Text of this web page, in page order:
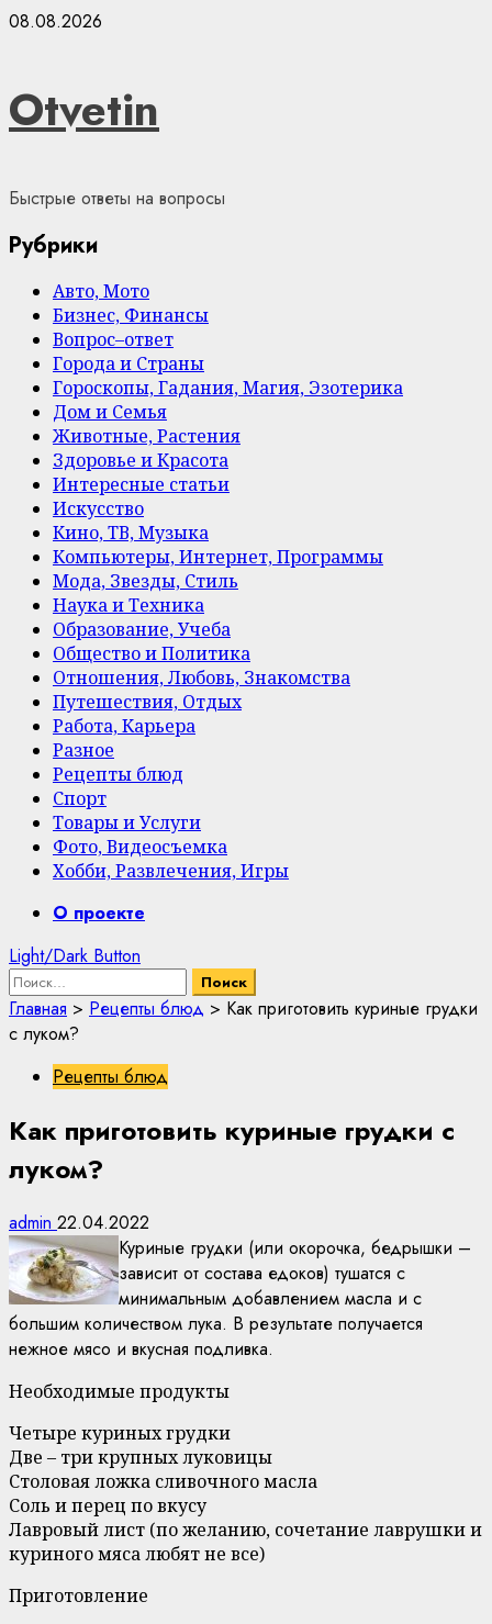
Skip
08.08.2026
Otvetin
Быстрые ответы на вопросы
Рубрики
Авто, Мото
Бизнес, Финансы
Вопрос–ответ
Города и Страны
Гороскопы, Гадания, Магия, Эзотерика
Дом и Семья
Животные, Растения
Здоровье и Красота
Интересные статьи
Искусство
Кино, ТВ, Музыка
Компьютеры, Интернет, Программы
Мода, Звезды, Стиль
Наука и Техника
Образование, Учеба
Общество и Политика
Отношения, Любовь, Знакомства
Путешествия, Отдых
Работа, Карьера
Разное
Рецепты блюд
Спорт
Товары и Услуги
Фото, Видеосъемка
Хобби, Развлечения, Игры
PrimaryО проекте
Light/Dark Button
Найти:
Главная > Рецепты блюд > Как приготовить куриные грудки
с луком?
Рецепты блюд
Как приготовить куриные грудки с
луком?
admin 22.04.2022
Куриные грудки (или окорочка, бедрышки –
зависит от состава едоков) тушатся с
минимальным добавлением масла и с
большим количеством лука. В результате получается
нежное мясо и вкусная подливка.
Необходимые продукты
Четыре куриных грудки
Две – три крупных луковицы
Столовая ложка сливочного масла
Соль и перец по вкусу
Лавровый лист (по желанию, сочетание лаврушки и
куриного мяса любят не все)
Приготовление